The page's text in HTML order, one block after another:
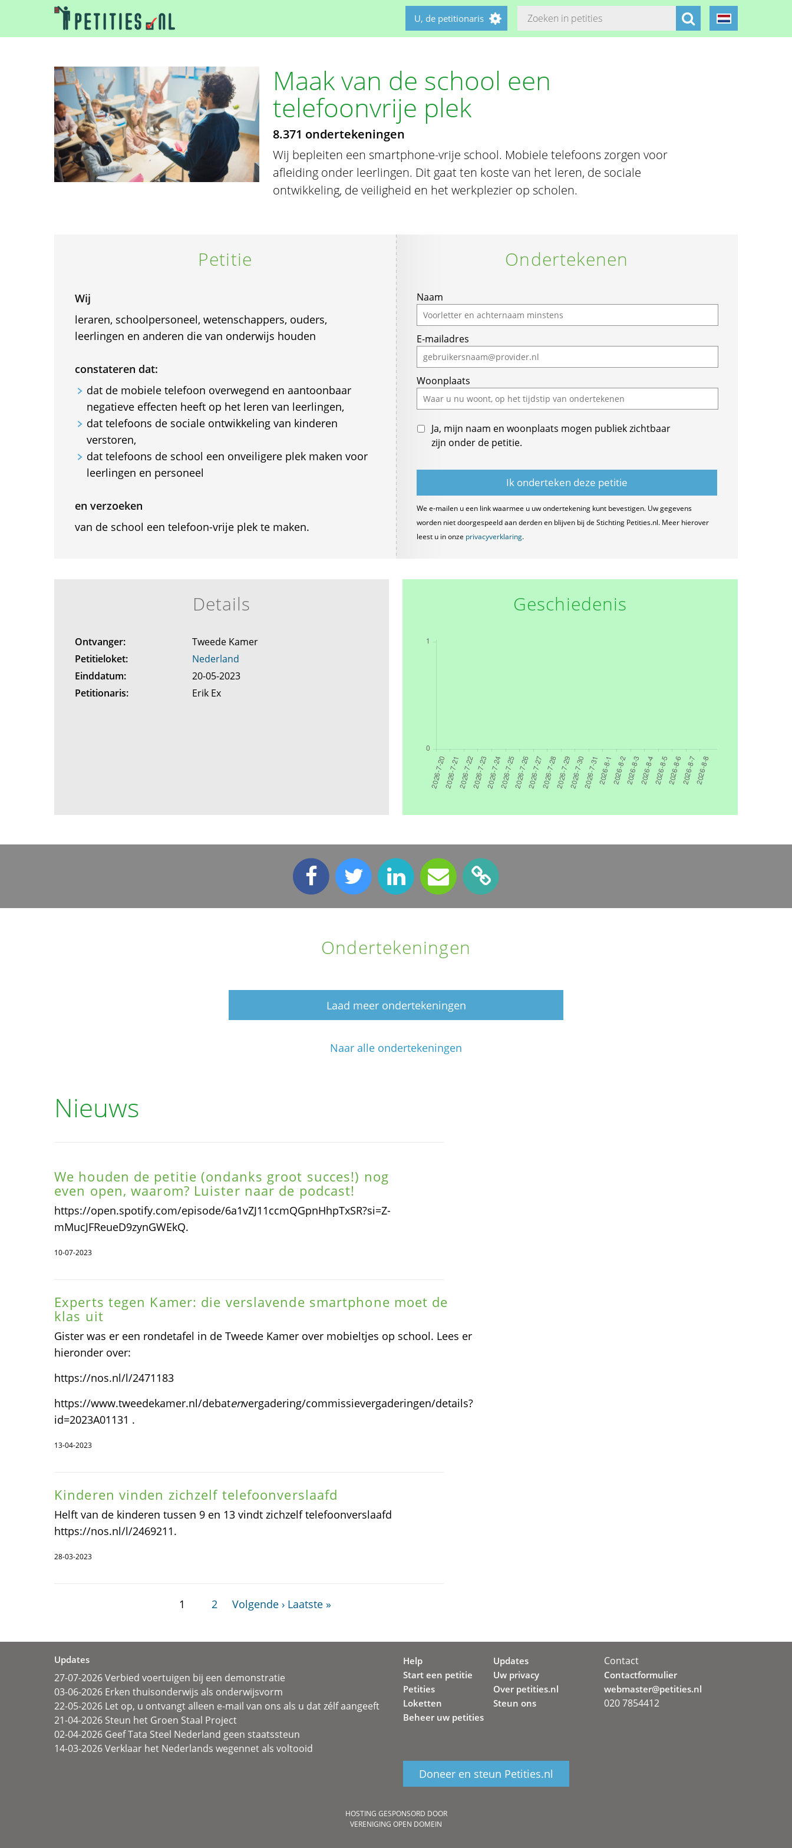
U, de petitionaris
Maak van de school een
telefoonvrije plek
8.371 ondertekeningen
Wij bepleiten een smartphone-vrije school. Mobiele telefoons zorgen voor
afleiding onder leerlingen. Dit gaat ten koste van het leren, de sociale
ontwikkeling, de veiligheid en het werkplezier op scholen.
Petitie
Wij
leraren, schoolpersoneel, wetenschappers, ouders,
leerlingen en anderen die van onderwijs houden
constateren dat:
dat de mobiele telefoon overwegend en aantoonbaar
negatieve effecten heeft op het leren van leerlingen,
dat telefoons de sociale ontwikkeling van kinderen
verstoren,
dat telefoons de school een onveiligere plek maken voor
leerlingen en personeel
en verzoeken
van de school een telefoon-vrije plek te maken.
Ondertekenen
Naam
E-mailadres
Woonplaats
Ja, mijn naam en woonplaats mogen publiek zichtbaar
zijn onder de petitie.
We e-mailen u een link waarmee u uw ondertekening kunt bevestigen. Uw gegevens
worden niet doorgespeeld aan derden en blijven bij de Stichting Petities.nl. Meer hierover
leest u in onze privacyverklaring.
Details
Ontvanger:
Tweede Kamer
Petitieloket:
Nederland
Einddatum:
20-05-2023
Petitionaris:
Erik Ex
Geschiedenis
Ondertekeningen
Laad meer ondertekeningen
Naar alle ondertekeningen
Nieuws
We houden de petitie (ondanks groot succes!) nog
even open, waarom? Luister naar de podcast!
https://open.spotify.com/episode/6a1vZJ11ccmQGpnHhpTxSR?si=Z-
mMucJFReueD9zynGWEkQ.
10-07-2023
Experts tegen Kamer: die verslavende smartphone moet de
klas uit
Gister was er een rondetafel in de Tweede Kamer over mobieltjes op school. Lees er
hieronder over:
https://nos.nl/l/2471183
https://www.tweedekamer.nl/debatenvergadering/commissievergaderingen/details?
id=2023A01131 .
13-04-2023
Kinderen vinden zichzelf telefoonverslaafd
Helft van de kinderen tussen 9 en 13 vindt zichzelf telefoonverslaafd
https://nos.nl/l/2469211.
28-03-2023
1 2 Volgende › Laatste »
Updates
27-07-2026 Verbied voertuigen bij een demonstratie
03-06-2026 Erken thuisonderwijs als onderwijsvorm
22-05-2026 Let op, u ontvangt alleen e-mail van ons als u dat zélf aangeeft
21-04-2026 Steun het Groen Staal Project
02-04-2026 Geef Tata Steel Nederland geen staatssteun
14-03-2026 Verklaar het Nederlands wegennet als voltooid
Help
Start een petitie
Petities
Loketten
Beheer uw petities
Updates
Uw privacy
Over petities.nl
Steun ons
Doneer en steun Petities.nl
Contact
Contactformulier
webmaster@petities.nl
020 7854412
HOSTING GESPONSORD DOOR
VERENIGING OPEN DOMEIN